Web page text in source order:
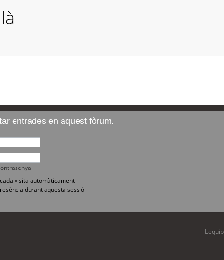
entrades en aquest fòrum.
visita automàticament
durant aquesta sessió
L’equip